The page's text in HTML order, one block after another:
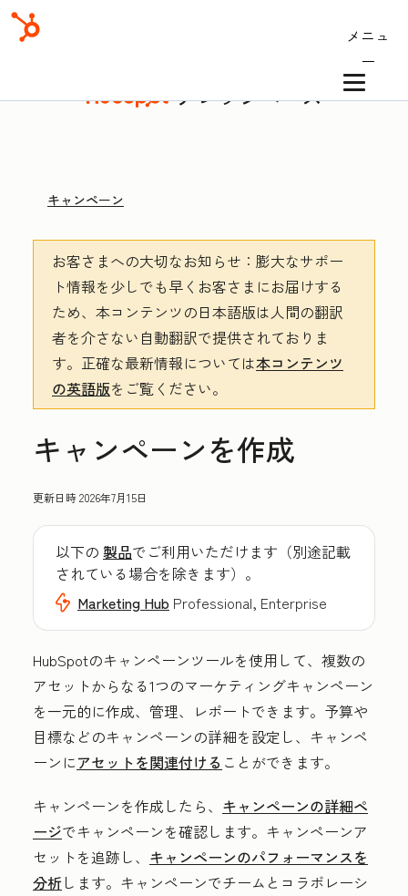
メニュ
ー
ナレッジベース
キャンペーン
お客さまへの大切なお知らせ ：膨大なサポー
ト情報を少しでも早くお客さまにお届けする
ため、本コンテンツの日本語版は人間の翻訳
者を介さない自動翻訳で提供されておりま
す。 正確な最新情報については本コンテンツ
の英語版をご覧ください。
キャンペーンを作成
更新日時2026年7月15日
以下の 製品でご利用いただけます（別途記載
されている場合を除きます）。
Marketing Hub Professional, Enterprise
HubSpotのキャンペーンツールを使用して、複数の
アセットからなる1つのマーケティングキャンペーン
を一元的に作成、管理、レポートできます。予算や
目標などのキャンペーンの詳細を設定し、キャンペ
ーンにアセットを関連付ける ことができます。
キャンペーンを作成したら、 キャンペーンの詳細ペ
ージでキャンペーンを確認します。キャンペーンア
セットを追跡し、 キャンペーンのパフォーマンスを
分析します。キャンペーンでチームとコラボレーシ